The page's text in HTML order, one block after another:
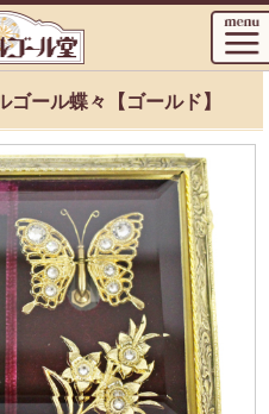
ール蝶々【ゴールド】